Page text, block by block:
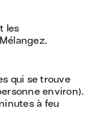
les
qui se trouve
environ).
à feu